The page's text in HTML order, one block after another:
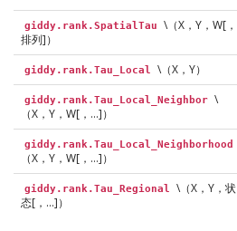
giddy.rank.SpatialTau
\（X，Y，W[，
排列]）
giddy.rank.Tau_Local \（X，Y）
giddy.rank.Tau_Local_Neighbor \
（X，Y，W[，…]）
giddy.rank.Tau_Local_Neighborhood
（X，Y，W[，…]）
giddy.rank.Tau_Regional
\（X，Y，状
态[，…]）